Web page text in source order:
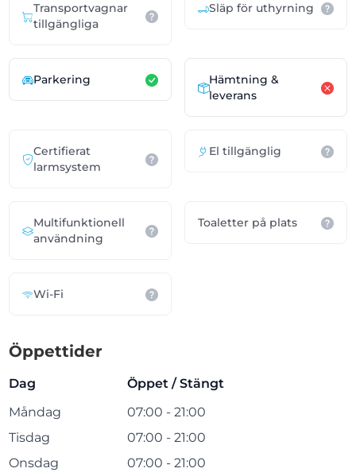
Transportvagnar
tillgängliga
Släp för uthyrning
Parkering
Hämtning &
leverans
Certifierat
larmsystem
El tillgänglig
Multifunktionell
användning
Toaletter på plats
Wi-Fi
Öppettider
Dag
Öppet / Stängt
Måndag
07:00 - 21:00
Tisdag
07:00 - 21:00
Onsdag
07:00 - 21:00